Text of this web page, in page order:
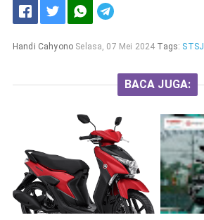
Handi Cahyono Selasa, 07 Mei 2024 Tags: STSJ
BACA JUGA: